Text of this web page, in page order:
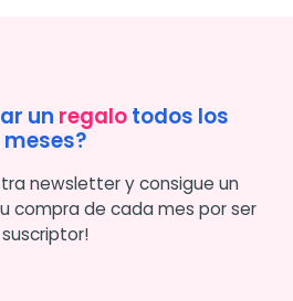
un regalotodos los
meses?
newsletter y consigue un
compra de cada mes por ser
suscriptor!